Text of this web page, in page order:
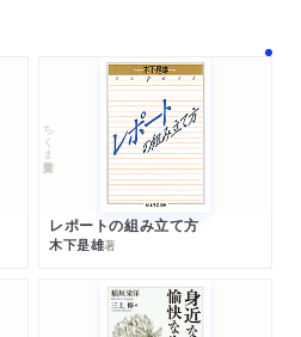
ちくま学芸文庫
レポートの組み立て方
木下是雄著